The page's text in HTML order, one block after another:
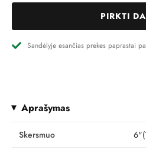
PIRKTI
Sandėlyje esančias prekes paprastai
Aprašymas
Skersmuo